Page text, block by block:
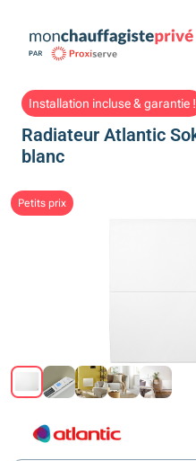
Installation incluse & garantie !
Radiateur Atlantic
blanc
Petits prix